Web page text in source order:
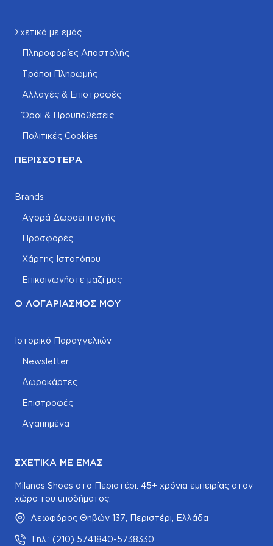
Σχετικά με εμάς
Πληροφορίες Αποστολής
Τρόποι Πληρωμής
Αλλαγές & Επιστροφές
Όροι & Προυποθέσεις
Πολιτικές Cookies
ΠΕΡΙΣΣΌΤΕΡΑ
Brands
Αγορά Δωροεπιταγής
Προσφορές
Χάρτης Ιστοτόπου
Επικοινωνήστε μαζί μας
Ο ΛΟΓΑΡΙΑΣΜΌΣ ΜΟΥ
Ιστορικό Παραγγελιών
Newsletter
Δωροκάρτες
Επιστροφές
Αγαπημένα
ΣΧΕΤΙΚΆ ΜΕ ΕΜΆΣ
Milanos Shoes στο Περιστέρι. 45+ χρόνια εμπειρίας στον
χώρο του υποδήματος.
Λεωφόρος Θηβών 137, Περιστέρι, Ελλάδα
Τηλ.: (210) 5741840-5738330